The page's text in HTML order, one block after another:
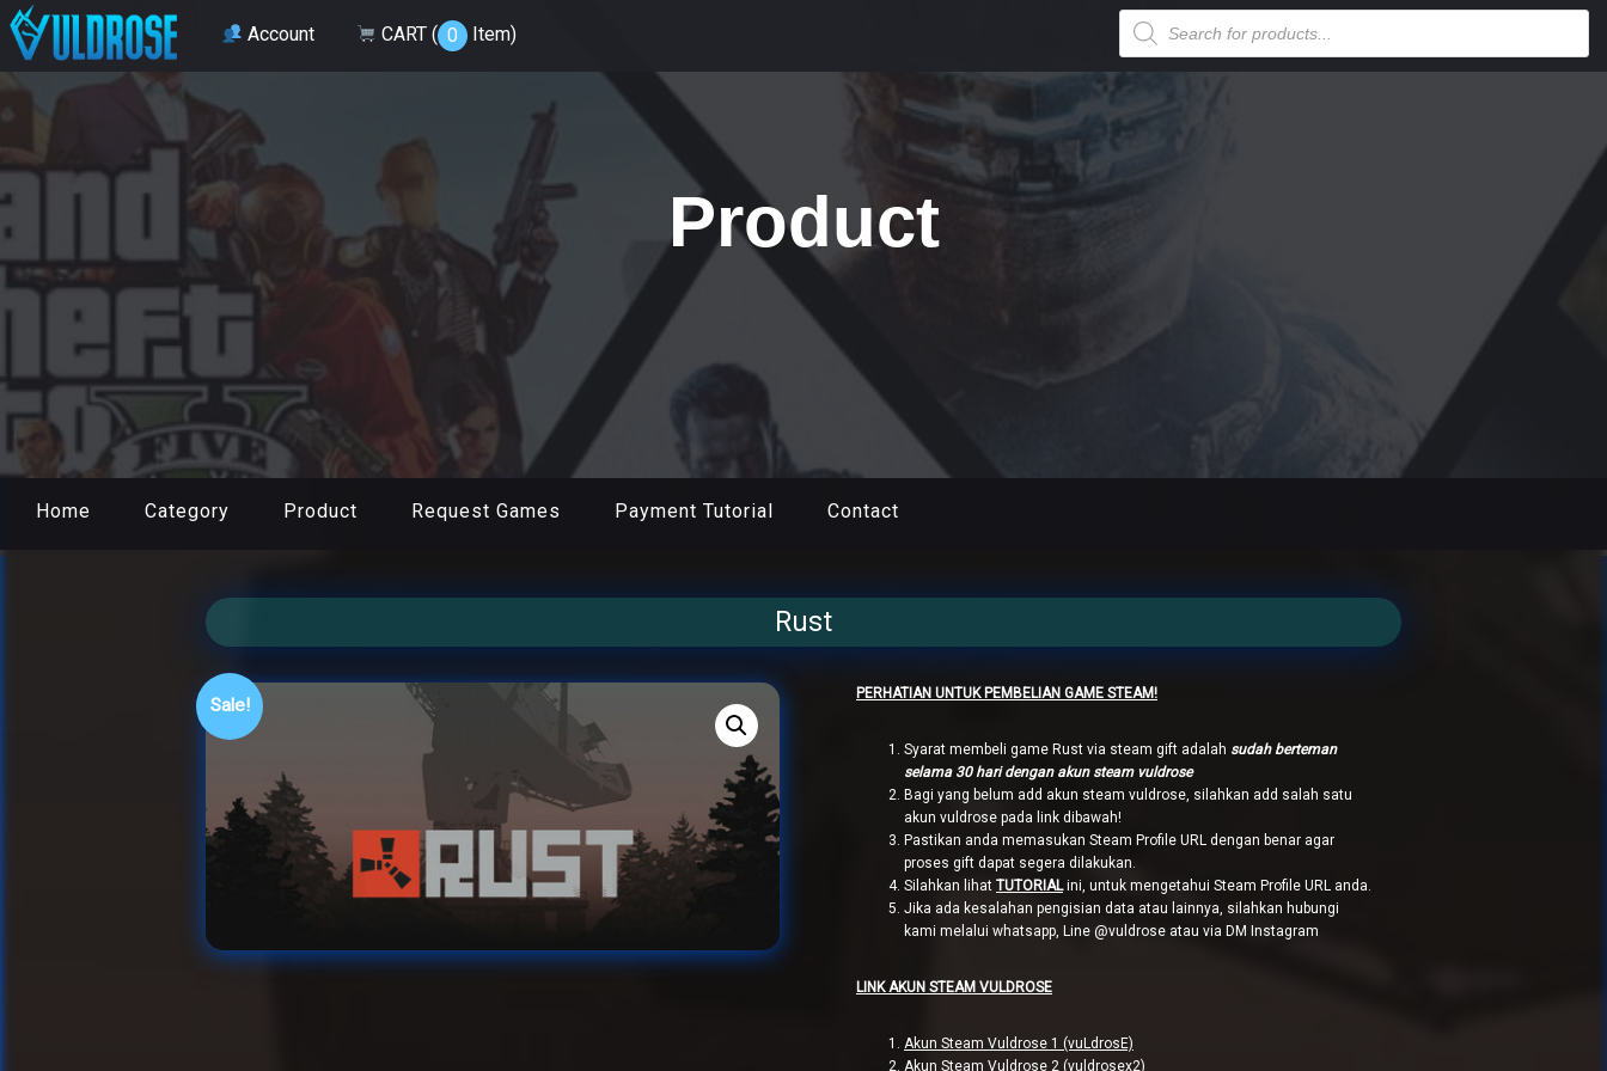
Account CART ( 0 Item)
Products
search
Product
Home Category Product Request Games Payment Tutorial Contact
Rust
Sale!
PERHATIAN UNTUK PEMBELIAN GAME STEAM!
Syarat membeli game Rust via steam gift adalah sudah berteman
selama 30 hari dengan akun steam vuldrose
Bagi yang belum add akun steam vuldrose, silahkan add salah satu
akun vuldrose pada link dibawah!
Pastikan anda memasukan Steam Profile URL dengan benar agar
proses gift dapat segera dilakukan.
Silahkan lihat TUTORIALini, untuk mengetahui Steam Profile URL anda.
Jika ada kesalahan pengisian data atau lainnya, silahkan hubungi
kami melalui whatsapp, Line @vuldrose atau via DM Instagram
LINK AKUN STEAM VULDROSE
Akun Steam Vuldrose 1 (vuLdrosE)
Akun Steam Vuldrose 2 (vuldrosex2)